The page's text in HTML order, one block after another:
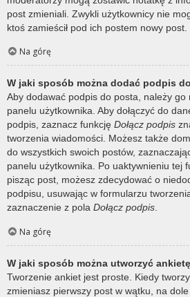
post zmieniali. Zwykli użytkownicy nie
ktoś zamieścił pod ich postem nowy post.
Na górę
W jaki sposób można dodać podpis
Aby dodawać podpis do posta, należy go
panelu użytkownika. Aby dołączyć do
podpis, zaznacz funkcję Dołącz podpis
tworzenia wiadomości. Możesz także
do wszystkich swoich postów,
panelu użytkownika. Po uaktywnieniu tej
pisząc post, możesz zdecydować o
podpisu, usuwając w formularzu
zaznaczenie z pola Dołącz podpis.
Na górę
W jaki sposób można utworzyć
Tworzenie ankiet jest proste. Kiedy
zmieniasz pierwszy post w wątku, na